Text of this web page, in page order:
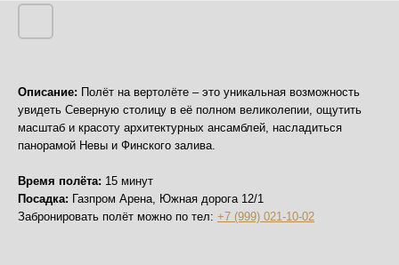
Описание: Полёт на вертолёте – это уникальная возможность
увидеть Северную столицу в её полном великолепии, ощутить
масштаб и красоту архитектурных ансамблей, насладиться
панорамой Невы и Финского залива.
Время полёта: 15 минут
Посадка: Газпром Арена, Южная дорога 12/1
Забронировать полёт можно по тел: +7 (999) 021-10-02